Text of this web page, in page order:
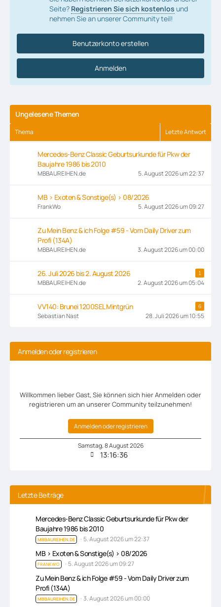
Seite? Registrieren Sie sich kostenlos und
nehmen Sie an unserer Community teil!
Benutzerkonto erstellen
Anmelden
Ungelesene Themen
Thema Letzte Antwort
Mercedes-Benz Classic Geburtsurkunde für Pkw der
Baujahre 1986 bis 2010
MBBAUREIHEN.de 5. August 2026 um 22:37
MB > Exoten & Sonstige(s) > 08/2026
FrankWo 5. August 2026 um 09:27
Zu Mein Benz & ich Folge #59 - Vom Daily Driver zum
Profi (134A)
MBBAUREIHEN.de 3. August 2026 um 00:00
26. Juli 2026 bis 2. August 2026 1
MBBAUREIHEN.de 2. August 2026 um 05:04
VV140: Brunei 1200SEL Mintgrün 6
Sebastian Nast 28. Juli 2026 um 10:55
Anmelden oder registrieren
Willkommen lieber Gast, Sie können sich hier Anmelden oder
registrieren um an unserer Community teilzunehmen!
Anmelden oder registrieren
Samstag,8August2026
13:16:36
Letzte Beiträge
Mercedes-Benz Classic Geburtsurkunde für Pkw der
Baujahre 1986 bis 2010
MBBAUREIHEN.DE 5. August 2026 um 22:37
MB > Exoten & Sonstige(s) > 08/2026
FRANKWO 5. August 2026 um 09:27
Zu Mein Benz & ich Folge #59 - Vom Daily Driver zum
Profi (134A)
MBBAUREIHEN.DE 3. August 2026 um 00:00